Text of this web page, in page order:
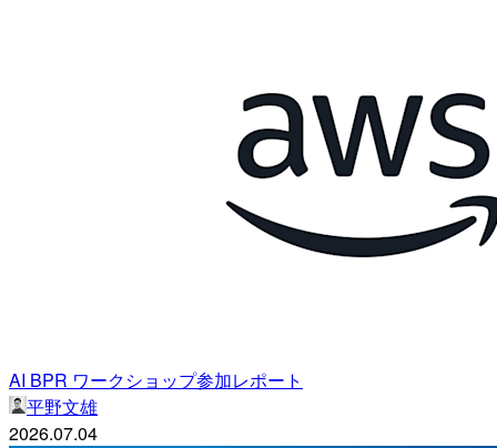
AI BPR ワークショップ参加レポート
平野文雄
2026.07.04